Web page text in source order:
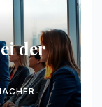
der